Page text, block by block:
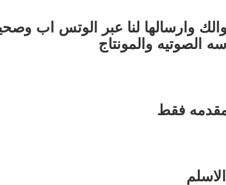
الصوتيه والمونتاج
فقط